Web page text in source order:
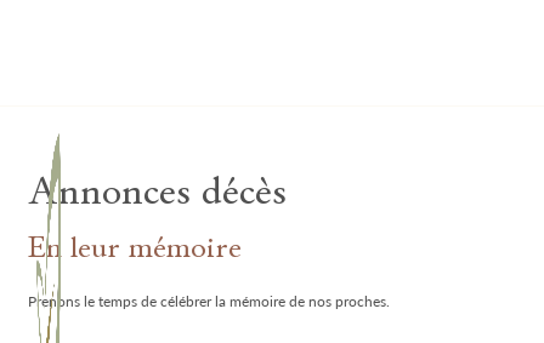
Annonces décès
En leur mémoire
Prenons le temps de célébrer la mémoire de nos proches.